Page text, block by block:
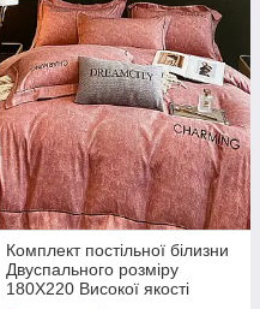
Комплект постільної білизни
Двуспального розміру
180Х220 Високої якості